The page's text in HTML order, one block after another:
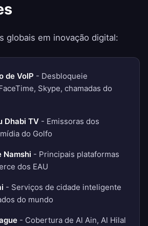
globais em inovação digital:
de VoIP - Desbloqueie
Skype, chamadas do
Dhabi TV - Emissoras dos
do Golfo
Namshi - Principais plataformas
dos EAU
- Serviços de cidade inteligente
do mundo
- Cobertura de Al Ain, Al Hilal